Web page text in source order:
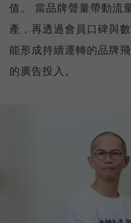
值。 當品牌聲量帶動流
產，再透過會員口碑與
能形成持續運轉的品牌
的廣告投入。